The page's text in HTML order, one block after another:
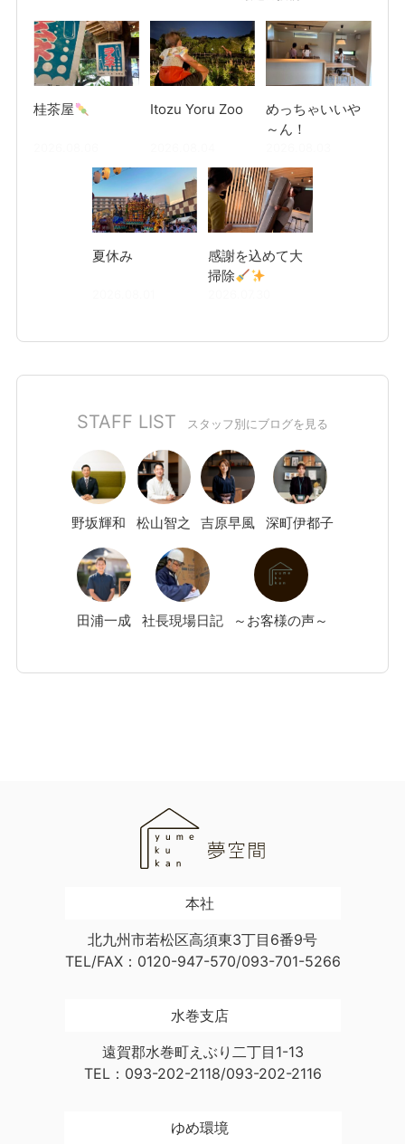
桂茶屋 Itozu Yoru Zoo
めっちゃいいや
～ん！
夏休み
感謝を込めて大
掃除
STAFF LIST スタッフ別にブログを見る
野坂輝和 松山智之 吉原早風 深町伊都子
田浦一成 社長現場日記 ～お客様の声～
本社
北九州市若松区高須東3丁目6番9号
TEL/FAX：0120-947-570/093-701-5266
水巻支店
遠賀郡水巻町えぶり二丁目1-13
TEL：093-202-2118/093-202-2116
ゆめ環境